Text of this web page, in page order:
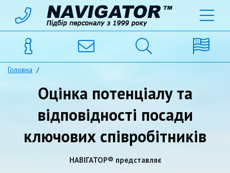
Головна /
Оцінка потенціалу та
відповідності посади
ключових співробітників
НАВІГАТОР® представляє